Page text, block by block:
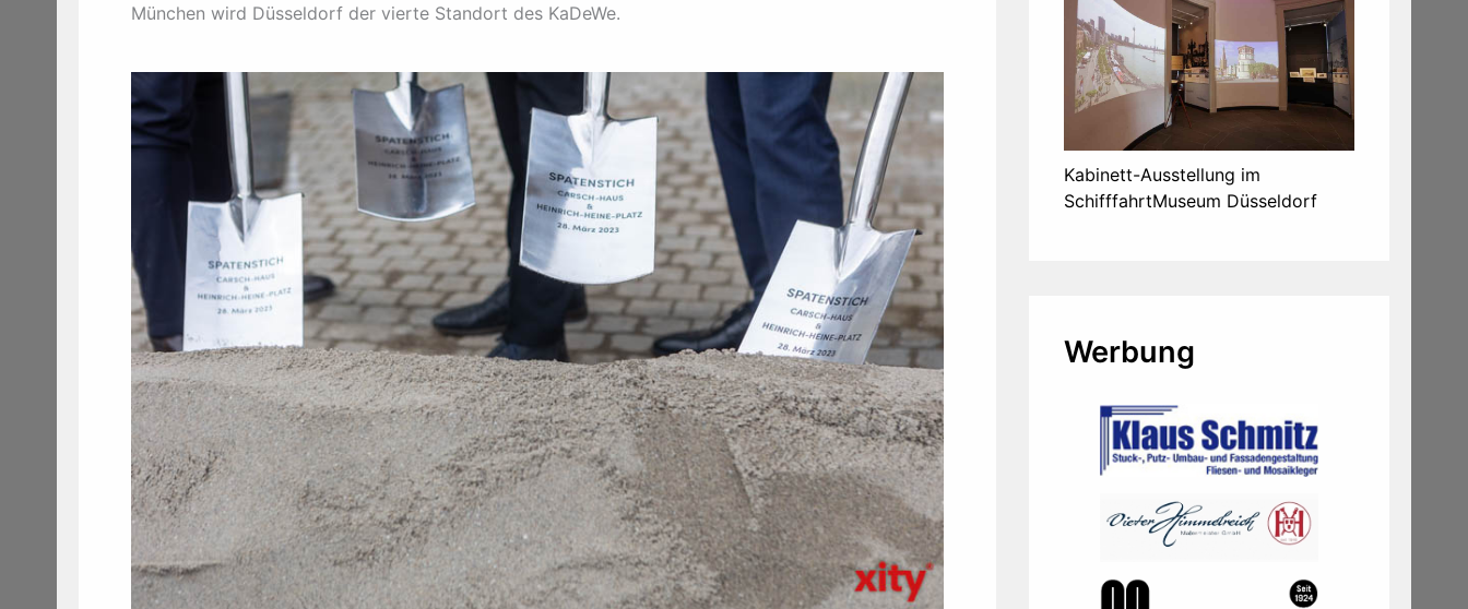
München wird Düsseldorf der vierte Standort des KaDeWe.
Kabinett-Ausstellung im
SchifffahrtMuseum Düsseldorf
Werbung